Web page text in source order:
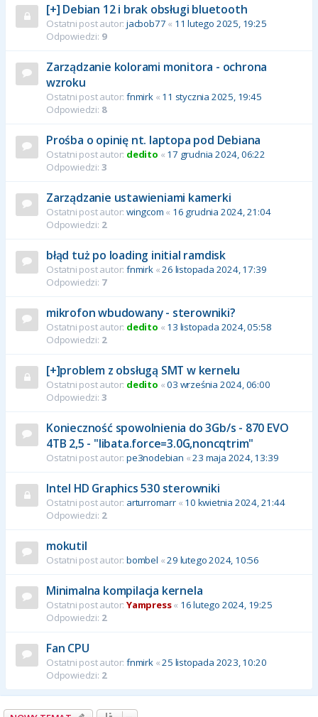
[+] Debian 12 i brak obsługi bluetooth
Ostatni post autor: jacbob77 « 11 lutego 2025, 19:25
Odpowiedzi: 9
Zarządzanie kolorami monitora - ochrona
wzroku
Ostatni post autor: fnmirk« 11 stycznia 2025, 19:45
Odpowiedzi: 8
Prośba o opinię nt. laptopa pod Debiana
Ostatni post autor: dedito « 17 grudnia 2024, 06:22
Odpowiedzi: 3
Zarządzanie ustawieniami kamerki
Ostatni post autor: wingcom « 16 grudnia 2024, 21:04
Odpowiedzi: 2
błąd tuż po loading initial ramdisk
Ostatni post autor: fnmirk«26 listopada 2024, 17:39
Odpowiedzi: 7
mikrofon wbudowany - sterowniki?
Ostatni post autor: dedito « 13 listopada 2024, 05:58
Odpowiedzi: 2
[+]problem z obsługą SMT w kernelu
Ostatni post autor: dedito «03 września 2024, 06:00
Odpowiedzi: 3
Konieczność spowolnienia do 3Gb/s - 870 EVO
4TB 2,5 - "libata.force=3.0G,noncqtrim"
Ostatni post autor: pe3nodebian «23 maja 2024, 13:39
Intel HD Graphics 530 sterowniki
Ostatni post autor: arturromarr« 10 kwietnia 2024, 21:44
Odpowiedzi: 2
mokutil
Ostatni post autor: bombel «29 lutego 2024, 10:56
Minimalna kompilacja kernela
Ostatni post autor: Yampress« 16 lutego 2024, 19:25
Odpowiedzi: 2
Fan CPU
Ostatni post autor: fnmirk«25 listopada 2023, 10:20
Odpowiedzi: 2